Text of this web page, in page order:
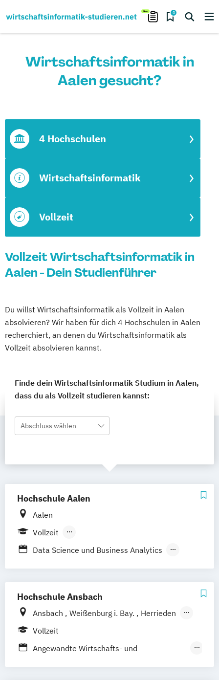
0
Wirtschaftsinformatik in
Aalen gesucht?
Vollzeit
Wirtschaftsinformatik
4 Hochschulen
Vollzeit Wirtschaftsinformatik in
Aalen - Dein Studienführer
Du willst Wirtschaftsinformatik als Vollzeit in Aalen
absolvieren? Wir haben für dich 4 Hochschulen in Aalen
recherchiert, an denen du Wirtschaftsinformatik als
Vollzeit absolvieren kannst.
Finde dein Wirtschaftsinformatik Studium in Aalen,
dass du als Vollzeit studieren kannst:
Abschluss wählen
Hochschule Aalen
Aalen
Vollzeit
Berufsbegleitendes Präsenzstudium
Data Science und Business Analytics
Hochschule Ansbach
Ansbach Weißenburg i. Bay.
Herrieden
Feuchtwangen
Vollzeit
Angewandte Wirtschafts- und